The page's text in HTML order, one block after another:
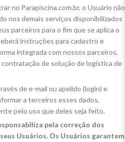
no Parapiscina.com.br, o Usuário não
nos demais serviços disponibilizados
parceiros para o fim que se aplica o
instruções para cadastro e
integrada com nossos parceiros,
de solução de logística de
de e-mail ou apelido (login) e
a terceiros esses dados,
pelo uso que deles seja feito.
pela correção dos
Usuários. Os Usuários garantem